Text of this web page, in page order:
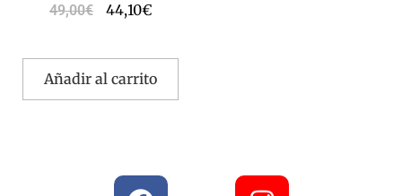
49,00€ 44,10€
Añadir al carrito